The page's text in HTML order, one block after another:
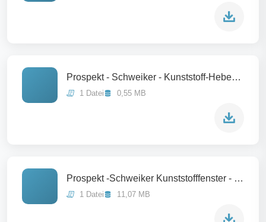
Prospekt - Schweiker - Kunststoff-Hebeschiebetür
1 Datei 0,55 MB
Prospekt -Schweiker Kunststofffenster - 052025
1 Datei 11,07 MB